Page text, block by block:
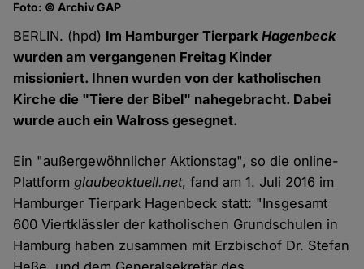
Foto: © Archiv GAP
BERLIN. (hpd) Im Hamburger TierparkHagenbeck
wurden am vergangenen Freitag Kinder
missioniert. Ihnen wurden von der katholischen
Kirche die "Tiere der Bibel" nahegebracht. Dabei
wurde auch ein Walross gesegnet.
Ein "außergewöhnlicher Aktionstag", so die online-
Plattformglaubeaktuell.net, fand am 1. Juli 2016 im
Hamburger Tierpark Hagenbeck statt: "Insgesamt
600 Viertklässler der katholischen Grundschulen in
Hamburg haben zusammen mit Erzbischof Dr. Stefan